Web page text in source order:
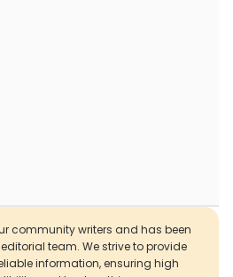
community writers and has been
team. We strive to provide
information, ensuring high